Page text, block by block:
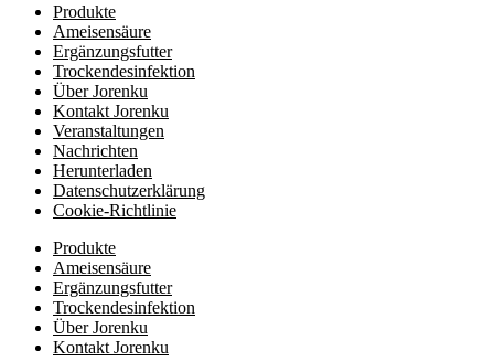
Produkte
Ameisensäure
Ergänzungsfutter
Trockendesinfektion
Über Jorenku
Kontakt Jorenku
Veranstaltungen
Nachrichten
Herunterladen
Datenschutzerklärung
Cookie-Richtlinie
Produkte
Ameisensäure
Ergänzungsfutter
Trockendesinfektion
Über Jorenku
Kontakt Jorenku